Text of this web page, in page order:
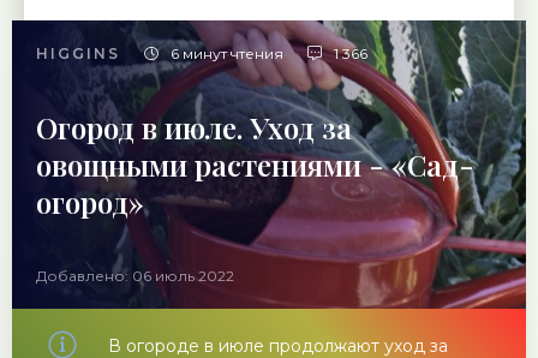
HIGGINS 6 минут чтения 1 366
Огород в июле. Уход за
овощными растениями - «Сад-
огород»
Добавлено: 06 июль 2022
В огороде в июле продолжают уход за